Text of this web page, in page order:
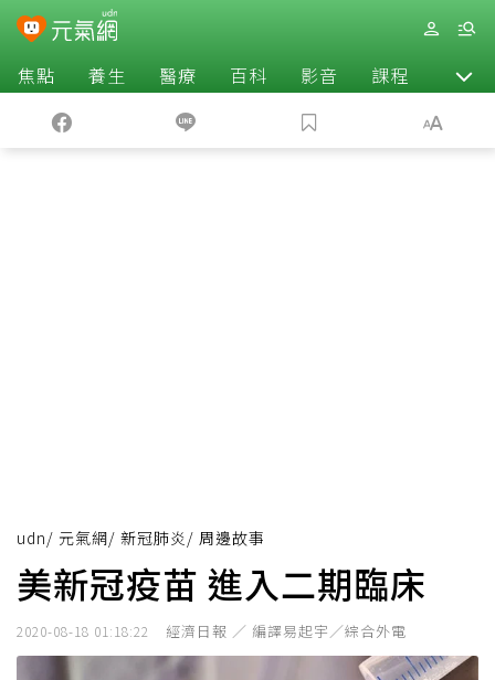
焦點 養生 醫療 百科 影音 課程 退休
udn/ 元氣網/ 新冠肺炎 / 周邊故事
美新冠疫苗 進入二期臨床
2020-08-18 01:18:22 經濟日報 ／ 編譯易起宇／綜合外電